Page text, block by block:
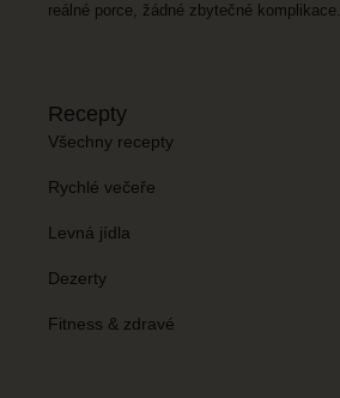
reálné porce, žádné zbytečné komplikace.
Recepty
Všechny recepty
Rychlé večeře
Levná jídla
Dezerty
Fitness & zdravé